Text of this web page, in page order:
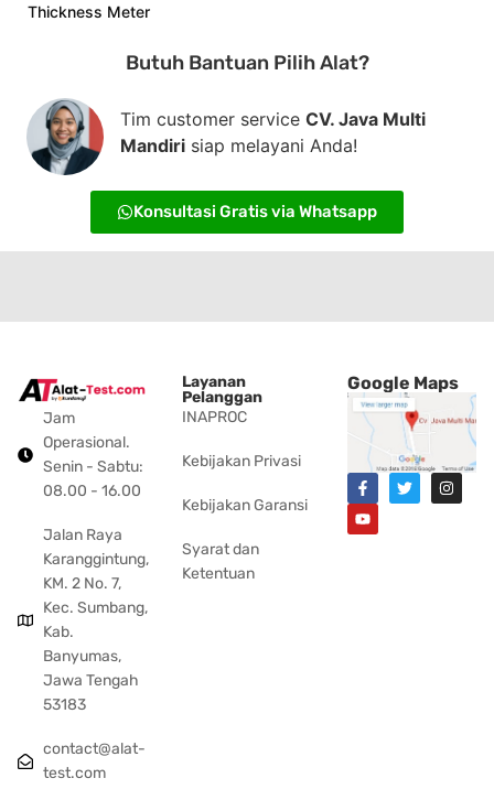
Thickness Meter
Butuh Bantuan Pilih Alat?
Tim customer service CV. Java Multi
Mandiri siap melayani Anda!
Konsultasi Gratis via Whatsapp
Jam
Operasional.
Senin - Sabtu:
08.00 - 16.00
Jalan Raya
Karanggintung,
KM. 2 No. 7,
Kec. Sumbang,
Kab.
Banyumas,
Jawa Tengah
53183
contact@alat-
test.com
Layanan
Pelanggan
INAPROC
Kebijakan Privasi
Kebijakan Garansi
Syarat dan
Ketentuan
Google Maps